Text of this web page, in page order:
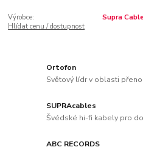
Výrobce:
Supra
Hlídat cenu / dostupnost
Ortofon
Světový lídr v oblasti
SUPRAcables
Švédské hi-fi kabely pro
ABC RECORDS